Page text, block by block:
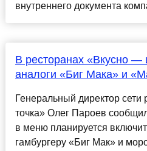
внутреннего документа
В ресторанах «Вкусно —
аналоги «Биг Мака» и
Генеральный директор
точка» Олег Пароев
в меню планируется
гамбургеру «Биг Мак» и